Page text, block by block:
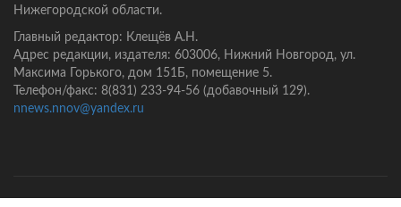
Нижегородской области.
Главный редактор: Клещёв А.Н.
Адрес редакции, издателя: 603006, Нижний Новгород, ул.
Максима Горького, дом 151Б, помещение 5.
Телефон/факс: 8(831) 233-94-56 (добавочный 129).
nnews.nnov@yandex.ru